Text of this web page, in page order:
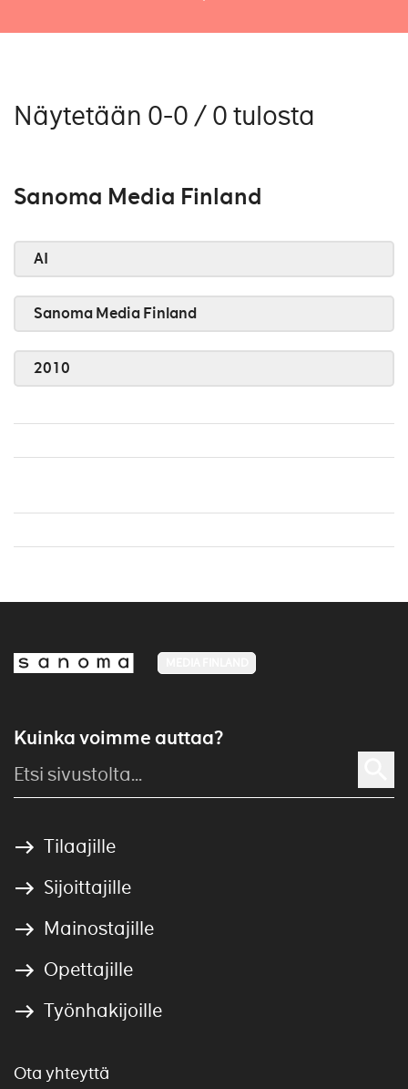
Näytetään 0-0 / 0 tulosta
Sanoma Media Finland
AI
Sanoma Media Finland
2010
Kuinka voimme auttaa?
Tilaajille
Sijoittajille
Mainostajille
Opettajille
Työnhakijoille
Ota yhteyttä